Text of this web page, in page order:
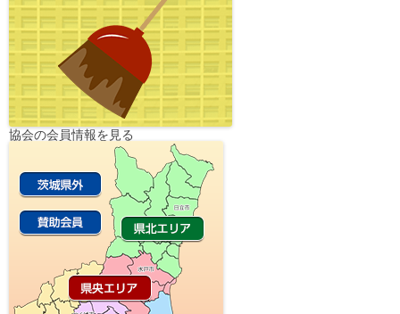
協会の会員情報を見る